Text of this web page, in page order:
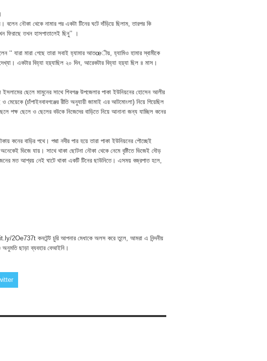
নৌকা থেকে নামার পর একটা টিনের ঘটে দাঁড়িয়ে ছিলাম, তারপর কি
ফিরাছে তখন হাসপাতালেই ছিনু’’ ।
‘‘ যারা মারা গেছে তারা সবাই হ্যামার আতœীয়, হ্যামিও হামার স্বামীকে
একটার বিহ্যা হয়্যাছিল ২০ দিন, আরেকটার বিহ্যা হয়্যা ছিল ৪ মাস।
ছেলে মামুনের সাথে শিবগঞ্জ উপজেলার পাকা ইউনিয়নের হোসেন আলীর
(চাঁপাইনবাবগঞ্জের রীতি অনুযায়ী জামাই এর আটমোংলা) নিয়ে গিয়েছিল
পক্ষ ছেলে ও ছেলের বউকে নিজেদের বাড়িতে নিয়ে আনানা জন্য যাচ্ছিল কনের
কনের বাড়ির পথে। পদ্মা নদীর পার হয়ে তারা পাকা ইউনিয়নের পৌচ্ছেই
ভিজে যায়। সাথে থাকা ছোটনা নৌকা থেকে নেমে বৃষ্টিতে ভিজেই দৌড়
মত আশ্রয় নেই ঘাটে থাকা একটি টিনের ছাউনিতে। এসময় বজ্রপাত হলে,
2Oe737t কনটেন্ট চুরি আপনার মেধাকে অলস করে তুলে, আমরা এ নিন্দনীয়
ছাড়া ব্যবহার বেআইনি।